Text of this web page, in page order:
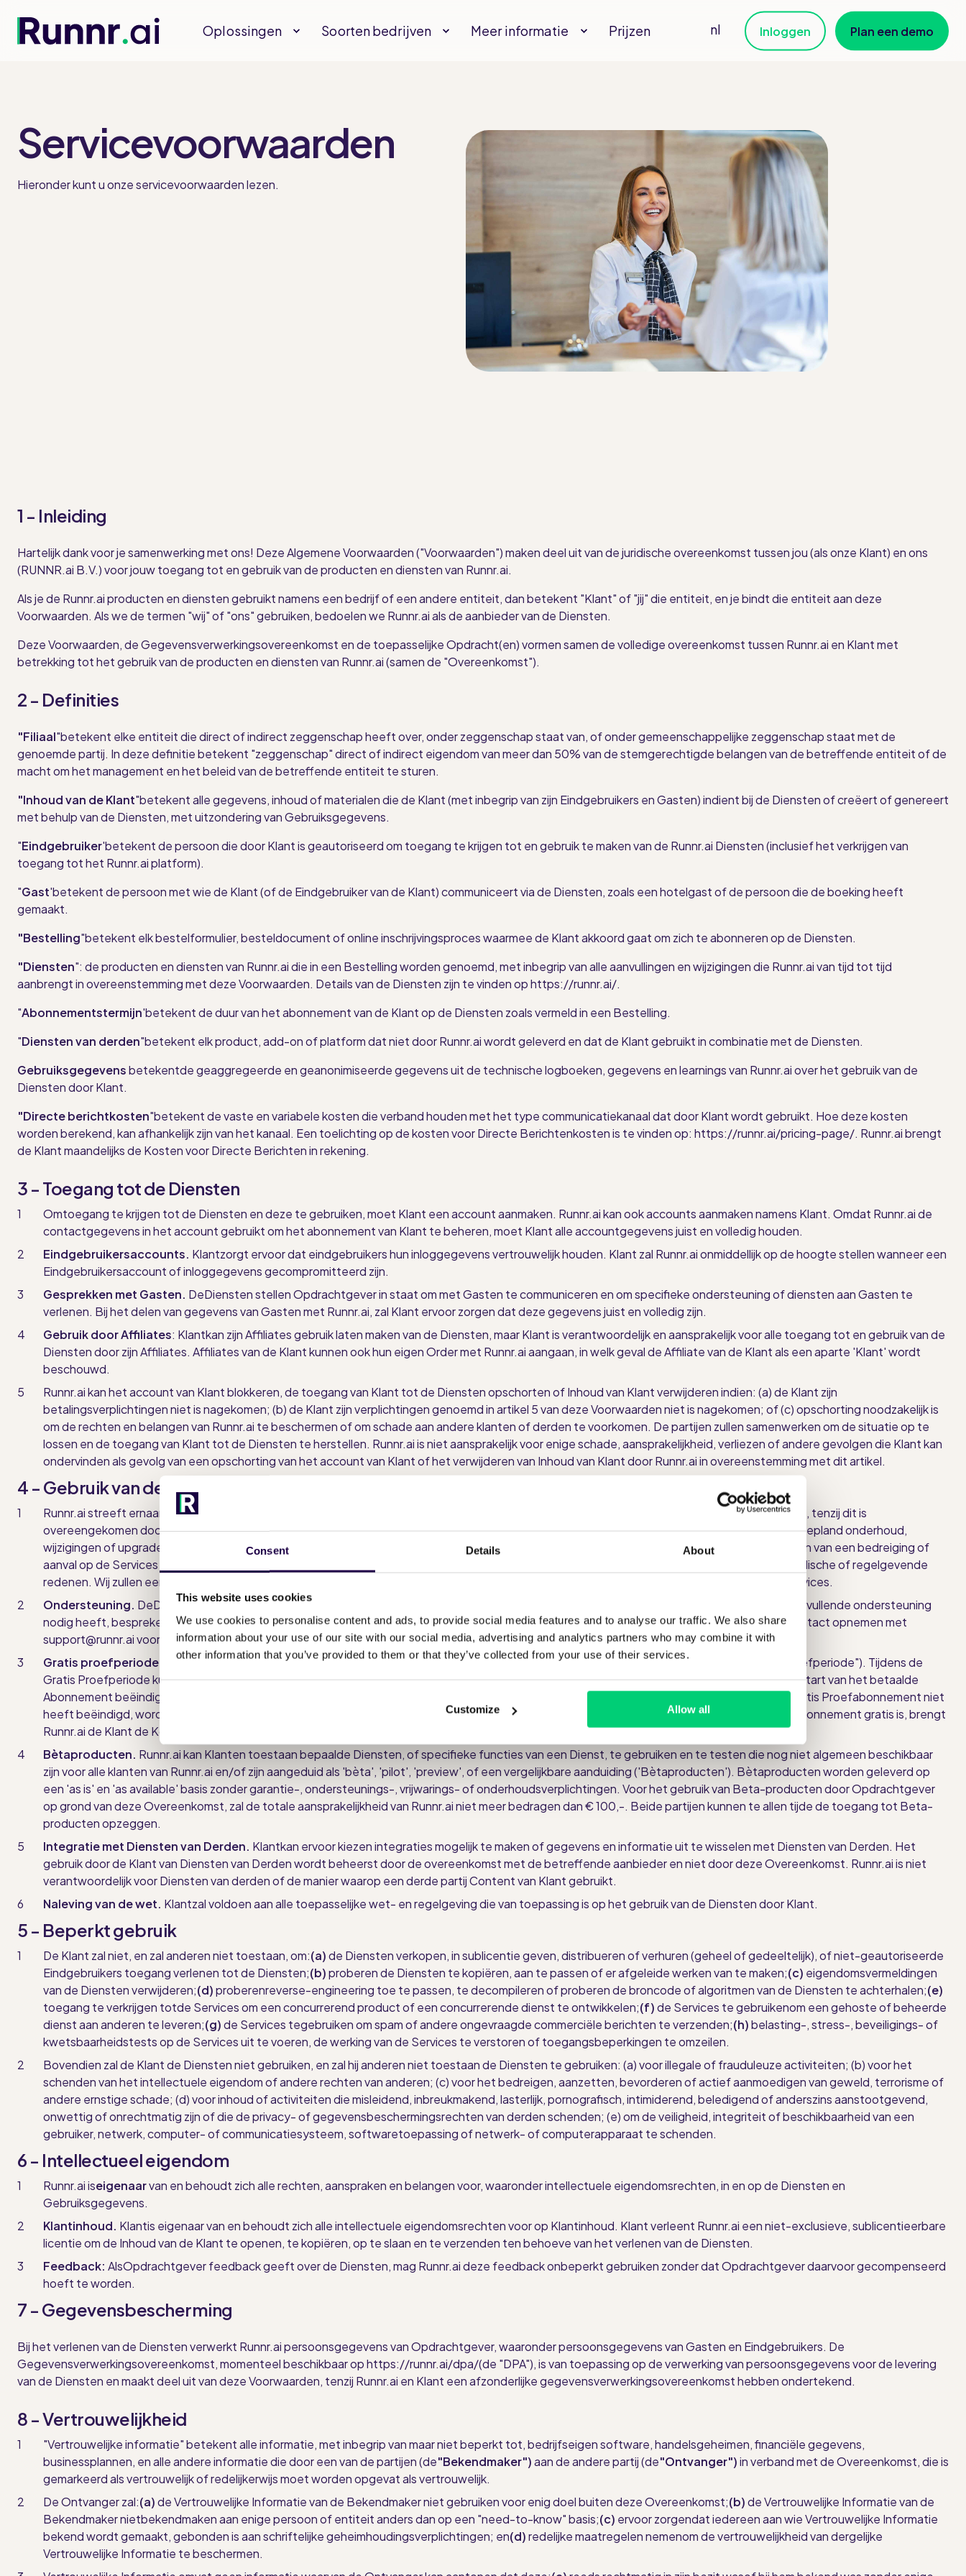
Consent Details About
This website uses cookies
We use cookies to personalise content and ads, to provide social media features and to analyse our traffic. We also share
information about your use of our site with our social media, advertising and analytics partners who may combine it with
other information that you’ve provided to them or that they’ve collected from your use of their services.
Customize Allow all
Oplossingen Soorten bedrijven Meer informatie Prijzen nl Inloggen Plan een demo
Servicevoorwaarden
Hieronder kunt u onze servicevoorwaarden lezen.
1 - Inleiding
Hartelijk dank voor je samenwerking met ons! Deze Algemene Voorwaarden ("Voorwaarden") maken deel uit van de juridische overeenkomst tussen jou (als onze Klant) en ons
(RUNNR.ai B.V.) voor jouw toegang tot en gebruik van de producten en diensten van Runnr.ai.
Als je de Runnr.ai producten en diensten gebruikt namens een bedrijf of een andere entiteit, dan betekent "Klant" of "jij" die entiteit, en je bindt die entiteit aan deze
Voorwaarden. Als we de termen "wij" of "ons" gebruiken, bedoelen we Runnr.ai als de aanbieder van de Diensten.
Deze Voorwaarden, de Gegevensverwerkingsovereenkomst en de toepasselijke Opdracht(en) vormen samen de volledige overeenkomst tussen Runnr.ai en Klant met
betrekking tot het gebruik van de producten en diensten van Runnr.ai (samen de "Overeenkomst").
2 - Definities
"Filiaal"betekent elke entiteit die direct of indirect zeggenschap heeft over, onder zeggenschap staat van, of onder gemeenschappelijke zeggenschap staat met de
genoemde partij. In deze definitie betekent "zeggenschap" direct of indirect eigendom van meer dan 50% van de stemgerechtigde belangen van de betreffende entiteit of de
macht om het management en het beleid van de betreffende entiteit te sturen.
"Inhoud van de Klant"betekent alle gegevens, inhoud of materialen die de Klant (met inbegrip van zijn Eindgebruikers en Gasten) indient bij de Diensten of creëert of genereert
met behulp van de Diensten, met uitzondering van Gebruiksgegevens.
"Eindgebruiker'betekent de persoon die door Klant is geautoriseerd om toegang te krijgen tot en gebruik te maken van de Runnr.ai Diensten (inclusief het verkrijgen van
toegang tot het Runnr.ai platform).
"Gast'betekent de persoon met wie de Klant (of de Eindgebruiker van de Klant) communiceert via de Diensten, zoals een hotelgast of de persoon die de boeking heeft
gemaakt.
"Bestelling"betekent elk bestelformulier, besteldocument of online inschrijvingsproces waarmee de Klant akkoord gaat om zich te abonneren op de Diensten.
"Diensten": de producten en diensten van Runnr.ai die in een Bestelling worden genoemd, met inbegrip van alle aanvullingen en wijzigingen die Runnr.ai van tijd tot tijd
aanbrengt in overeenstemming met deze Voorwaarden. Details van de Diensten zijn te vinden op https://runnr.ai/.
"Abonnementstermijn'betekent de duur van het abonnement van de Klant op de Diensten zoals vermeld in een Bestelling.
"Diensten van derden"betekent elk product, add-on of platform dat niet door Runnr.ai wordt geleverd en dat de Klant gebruikt in combinatie met de Diensten.
Gebruiksgegevensbetekentde geaggregeerde en geanonimiseerde gegevens uit de technische logboeken, gegevens en learnings van Runnr.ai over het gebruik van de
Diensten door Klant.
"Directe berichtkosten"betekent de vaste en variabele kosten die verband houden met het type communicatiekanaal dat door Klant wordt gebruikt. Hoe deze kosten
worden berekend, kan afhankelijk zijn van het kanaal. Een toelichting op de kosten voor Directe Berichtenkosten is te vinden op: https://runnr.ai/pricing-page/. Runnr.ai brengt
de Klant maandelijks de Kosten voor Directe Berichten in rekening.
3 - Toegang tot de Diensten
Omtoegang te krijgen tot de Diensten en deze te gebruiken, moet Klant een account aanmaken. Runnr.ai kan ook accounts aanmaken namens Klant. Omdat Runnr.ai de
contactgegevens in het account gebruikt om het abonnement van Klant te beheren, moet Klant alle accountgegevens juist en volledig houden.
Eindgebruikersaccounts. Klantzorgt ervoor dat eindgebruikers hun inloggegevens vertrouwelijk houden. Klant zal Runnr.ai onmiddellijk op de hoogte stellen wanneer een
Eindgebruikersaccount of inloggegevens gecompromitteerd zijn.
Gesprekken met Gasten. DeDiensten stellen Opdrachtgever in staat om met Gasten te communiceren en om specifieke ondersteuning of diensten aan Gasten te
verlenen. Bij het delen van gegevens van Gasten met Runnr.ai, zal Klant ervoor zorgen dat deze gegevens juist en volledig zijn.
Gebruik door Affiliates: Klantkan zijn Affiliates gebruik laten maken van de Diensten, maar Klant is verantwoordelijk en aansprakelijk voor alle toegang tot en gebruik van de
Diensten door zijn Affiliates. Affiliates van de Klant kunnen ook hun eigen Order met Runnr.ai aangaan, in welk geval de Affiliate van de Klant als een aparte 'Klant' wordt
beschouwd.
Runnr.ai kan het account van Klant blokkeren, de toegang van Klant tot de Diensten opschorten of Inhoud van Klant verwijderen indien: (a) de Klant zijn
betalingsverplichtingen niet is nagekomen; (b) de Klant zijn verplichtingen genoemd in artikel 5 van deze Voorwaarden niet is nagekomen; of (c) opschorting noodzakelijk is
om de rechten en belangen van Runnr.ai te beschermen of om schade aan andere klanten of derden te voorkomen. De partijen zullen samenwerken om de situatie op te
lossen en de toegang van Klant tot de Diensten te herstellen. Runnr.ai is niet aansprakelijk voor enige schade, aansprakelijkheid, verliezen of andere gevolgen die Klant kan
ondervinden als gevolg van een opschorting van het account van Klant of het verwijderen van Inhoud van Klant door Runnr.ai in overeenstemming met dit artikel.
4 - Gebruik van de Diensten
Runnr.ai streeft ernaar de Diensten zoveel mogelijk beschikbaar te houden. Wij kunnen echter geen ononderbroken beschikbaarheid garanderen, tenzij dit is
overeengekomen door middel van een aparte service level agreement. Onze Diensten kunnen tijdelijk niet beschikbaar zijn:(a)omgepland of ongepland onderhoud,
wijzigingen of upgrades uit te voeren;
(b)als gevolg van hardwarestoringen, stroomuitval of storingen van externe leveranciers;(c)
de gevolgen van een bedreiging of
aanval op de Services of een ander netwerk of systemen waarop de Services steunen, te beperken of te voorkomen; of
vereist om juridische of regelgevende
redenen. Wij zullen een redelijke inspanning leveren om de Klant vooraf op de hoogte te stellen van een geplande onbeschikbaarheid van de Services.
Ondersteuning. DeDiensten worden geleverd in combinatie met de ondersteuning die wordt aangeboden via https://runnr.ai/. Als de Klant aanvullende ondersteuning
nodig heeft, bespreken de partijen de reikwijdte van deze ondersteuning en of deze gratis of tegen betaling kan worden geleverd. Klant kan contact opnemen met
support@runnr.ai voor ondersteuningsverzoeken.
Gratis proefperiode.
Runnr.ai kan nieuwe Klanten de gelegenheid bieden de Diensten gratis te testen voor een beperkte periode ("Gratis Proefperiode"). Tijdens de
Gratis Proefperiode kunnen bepaalde Diensten beperkt zijn. De Klant kan het gebruik van een Gratis Proefabonnement op elk moment vóór de start van het betaalde
Abonnement beëindigen door een kennisgeving te sturen naar support@runnr.ai. Zodra het Gratis Proefabonnement eindigt en de Klant het Gratis Proefabonnement niet
heeft beëindigd, wordt dit automatisch doorgeschoven naar de Termijn van het Betaalde Abonnement. Ondanks het feit dat het Gratis Proefabonnement gratis is, brengt
Runnr.ai de Klant de Kosten voor Directe Berichten in verband met het Gratis Proefabonnement in rekening.
Bètaproducten. Runnr.ai kan Klanten toestaan bepaalde Diensten, of specifieke functies van een Dienst, te gebruiken en te testen die nog niet algemeen beschikbaar
zijn voor alle klanten van Runnr.ai en/of zijn aangeduid als 'bèta', 'pilot', 'preview', of een vergelijkbare aanduiding ('Bètaproducten'). Bètaproducten worden geleverd op
een 'as is' en 'as available' basis zonder garantie-, ondersteunings-, vrijwarings- of onderhoudsverplichtingen. Voor het gebruik van Beta-producten door Opdrachtgever
op grond van deze Overeenkomst, zal de totale aansprakelijkheid van Runnr.ai niet meer bedragen dan € 100,-. Beide partijen kunnen te allen tijde de toegang tot Beta-
producten opzeggen.
Integratie met Diensten van Derden. Klantkan ervoor kiezen integraties mogelijk te maken of gegevens en informatie uit te wisselen met Diensten van Derden. Het
gebruik door de Klant van Diensten van Derden wordt beheerst door de overeenkomst met de betreffende aanbieder en niet door deze Overeenkomst. Runnr.ai is niet
verantwoordelijk voor Diensten van derden of de manier waarop een derde partij Content van Klant gebruikt.
Naleving van de wet. Klantzal voldoen aan alle toepasselijke wet- en regelgeving die van toepassing is op het gebruik van de Diensten door Klant.
5 - Beperkt gebruik
De Klant zal niet, en zal anderen niet toestaan, om:(a)de Diensten verkopen, in sublicentie geven, distribueren of verhuren (geheel of gedeeltelijk), of niet-geautoriseerde
Eindgebruikers toegang verlenen tot de Diensten;(b)proberen de Diensten te kopiëren, aan te passen of er afgeleide werken van te maken;(c) eigendomsvermeldingen
van de Dienstenverwijderen;(d)proberenreverse-engineering toe te passen, te decompileren of proberen de broncode of algoritmen van de Diensten te achterhalen;(e)
toegang te verkrijgen totde Services om een concurrerend product of een concurrerende dienst te ontwikkelen;(f)de Services te gebruikenom een gehoste of beheerde
dienst aan anderen te leveren;(g)de Services tegebruiken om spam of andere ongevraagde commerciële berichten te verzenden;(h)belasting-, stress-, beveiligings- of
kwetsbaarheidstests op de Servicesuit te voeren, de werking van de Services te verstoren of toegangsbeperkingen te omzeilen.
Bovendien zal de Klant de Diensten niet gebruiken, en zal hij anderen niet toestaan de Diensten te gebruiken: (a) voor illegale of frauduleuze activiteiten; (b) voor het
schenden van het intellectuele eigendom of andere rechten van anderen; (c) voor het bedreigen, aanzetten, bevorderen of actief aanmoedigen van geweld, terrorisme of
andere ernstige schade; (d) voor inhoud of activiteiten die misleidend, inbreukmakend, lasterlijk, pornografisch, intimiderend, beledigend of anderszins aanstootgevend,
onwettig of onrechtmatig zijn of die de privacy- of gegevensbeschermingsrechten van derden schenden; (e) om de veiligheid, integriteit of beschikbaarheid van een
gebruiker, netwerk, computer- of communicatiesysteem, softwaretoepassing of netwerk- of computerapparaat te schenden.
6 - Intellectueel eigendom
Runnr.ai iseigenaarvan en behoudt zich alle rechten, aanspraken en belangen voor, waaronder intellectuele eigendomsrechten, in en op de Diensten en
Gebruiksgegevens.
Klantinhoud. Klantis eigenaar van en behoudt zich alle intellectuele eigendomsrechten voor op Klantinhoud. Klant verleent Runnr.ai een niet-exclusieve, sublicentieerbare
licentie om de Inhoud van de Klant te openen, te kopiëren, op te slaan en te verzenden ten behoeve van het verlenen van de Diensten.
Feedback: AlsOpdrachtgever feedback geeft over de Diensten, mag Runnr.ai deze feedback onbeperkt gebruiken zonder dat Opdrachtgever daarvoor gecompenseerd
hoeft te worden.
7 - Gegevensbescherming
Bij het verlenen van de Diensten verwerkt Runnr.ai persoonsgegevens van Opdrachtgever, waaronder persoonsgegevens van Gasten en Eindgebruikers. De
Gegevensverwerkingsovereenkomst, momenteel beschikbaar ophttps://runnr.ai/dpa/(de "DPA"), is van toepassing op de verwerking van persoonsgegevens voor de levering
van de Diensten en maakt deel uit van deze Voorwaarden, tenzij Runnr.ai en Klant een afzonderlijke gegevensverwerkingsovereenkomst hebben ondertekend.
8 - Vertrouwelijkheid
"Vertrouwelijke informatie" betekent alle informatie, met inbegrip van maar niet beperkt tot, bedrijfseigen software, handelsgeheimen, financiële gegevens,
businessplannen, en alle andere informatie die door een van de partijen (de"Bekendmaker")aan de andere partij (de"Ontvanger")in verband met de Overeenkomst, die is
gemarkeerd als vertrouwelijk of redelijkerwijs moet worden opgevat als vertrouwelijk.
De Ontvanger zal:(a)de Vertrouwelijke Informatie van de Bekendmaker niet gebruiken voor enig doel buiten deze Overeenkomst;(b)de Vertrouwelijke Informatie van de
Bekendmakernietbekendmaken aan enige persoon of entiteit anders dan op een "need-to-know" basis;(c) ervoor zorgendat iedereen aan wie Vertrouwelijke Informatie
bekend wordt gemaakt, gebonden is aan schriftelijke geheimhoudingsverplichtingen; en(d)redelijke maatregelennemenom de vertrouwelijkheid van dergelijke
Vertrouwelijke Informatie te beschermen.